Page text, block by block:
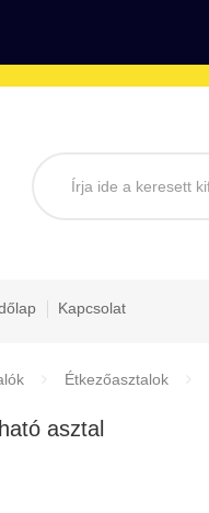
Kapcsolat
Étkezőasztalok
asztal